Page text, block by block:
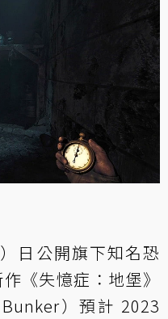
日公開旗下知名恐
《失憶症：地堡》
）預計 2023